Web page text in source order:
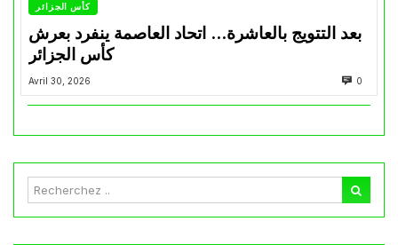
كأس الجزائر
بعد التتويج بالعاشرة… اتحاد العاصمة ينفرد بعرش
كأس الجزائر
Avril 30, 2026 0